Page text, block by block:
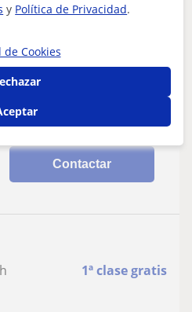
experiencia en servicio y
cocina hogareña, adaptada a
Contactar
1ª clase gratis
y Política de Privacidad.
de Cookies